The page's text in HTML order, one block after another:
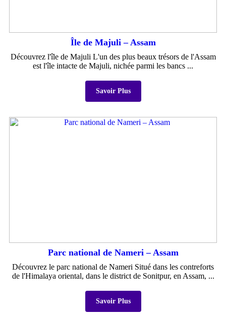
Île de Majuli – Assam
Découvrez l'île de Majuli L'un des plus beaux trésors de l'Assam
est l'île intacte de Majuli, nichée parmi les bancs ...
Savoir Plus
Parc national de Nameri – Assam
Découvrez le parc national de Nameri Situé dans les contreforts
de l'Himalaya oriental, dans le district de Sonitpur, en Assam, ...
Savoir Plus